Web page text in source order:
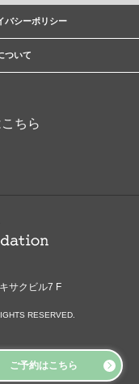
ご予約はこちら
バシーポリシー
ついて
ちら
サクビル7 F
RESERVED.